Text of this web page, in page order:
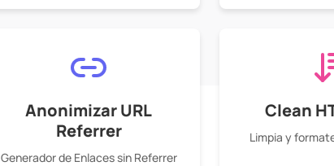
Anonimizar URL
Referrer
Generador de Enlaces sin Referrer
Clean
Limpia y